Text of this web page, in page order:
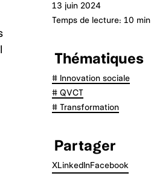
13 juin 2024
Temps de lecture: 10 min
Thématiques
# Innovation sociale
# QVCT
# Transformation
Partager
XLinkedInFacebook